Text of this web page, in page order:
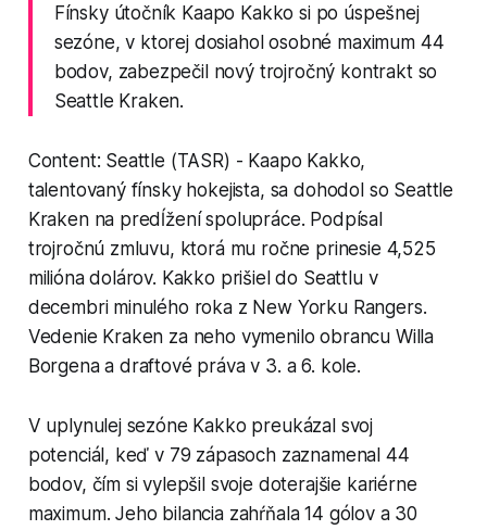
Fínsky útočník Kaapo Kakko si po úspešnej
sezóne, v ktorej dosiahol osobné maximum 44
bodov, zabezpečil nový trojročný kontrakt so
Seattle Kraken.
Content: Seattle (TASR) - Kaapo Kakko,
talentovaný fínsky hokejista, sa dohodol so Seattle
Kraken na predĺžení spolupráce. Podpísal
trojročnú zmluvu, ktorá mu ročne prinesie 4,525
milióna dolárov. Kakko prišiel do Seattlu v
decembri minulého roka z New Yorku Rangers.
Vedenie Kraken za neho vymenilo obrancu Willa
Borgena a draftové práva v 3. a 6. kole.
V uplynulej sezóne Kakko preukázal svoj
potenciál, keď v 79 zápasoch zaznamenal 44
bodov, čím si vylepšil svoje doterajšie kariérne
maximum. Jeho bilancia zahŕňala 14 gólov a 30